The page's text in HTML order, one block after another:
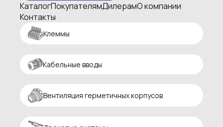
КаталогПокупателямДилерамО компании
Контакты
Клеммы
Кабельные вводы
Вентиляция герметичных корпусов